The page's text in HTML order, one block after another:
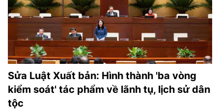
Sửa Luật Xuất bản: Hình thành 'ba vòng
kiểm soát' tác phẩm về lãnh tụ, lịch sử dân
tộc